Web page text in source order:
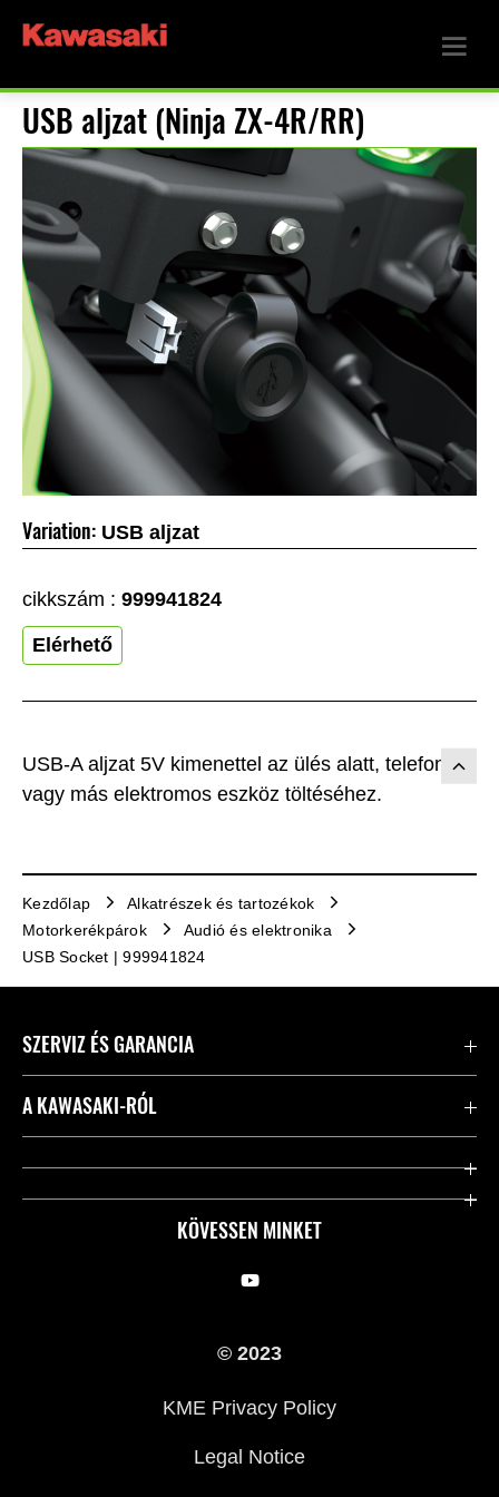
USB aljzat (Ninja ZX-4R/RR)
USB-A aljzat 5V kimenettel az ülés alatt, telefon
vagy más elektromos eszköz töltéséhez.
Variation: USB aljzat
cikkszám : 999941824
Elérhető
Kezdőlap
Alkatrészek és tartozékok
Motorkerékpárok
Audió és elektronika
USB Socket | 999941824
KÖVESSEN MINKET
SZERVIZ ÉS GARANCIA
Kapcsolat
Hasznos linkek
A KAWASAKI-RÓL
Vállalatunk
© 2023
KME Privacy Policy
Legal Notice